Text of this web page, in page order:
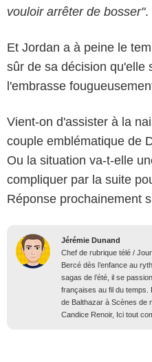
vouloir arrêter de bosser".
Et Jordan a à peine le
sûr de sa décision qu'elle
l'embrasse
Vient-on d'assister à la
couple emblématique de
Ou la situation va-t-elle
compliquer par la suite
Réponse prochainement
Jérémie Dunand
Chef de rubrique télé /
Bercé dès l’enfance au
sagas de l’été, il se
françaises au fil du temps.
de Balthazar à Scènes de
Candice Renoir, Ici tout